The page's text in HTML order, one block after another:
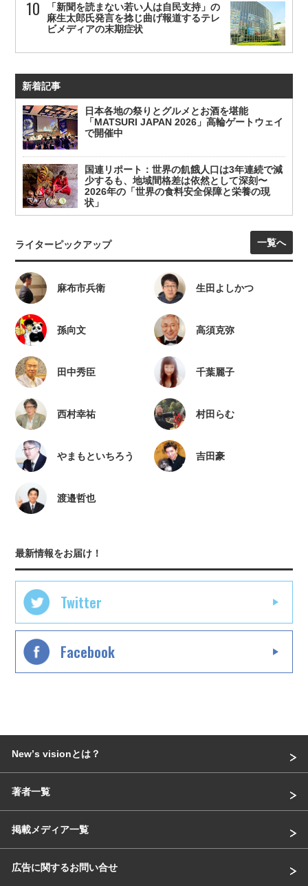
「新聞を読まない若い人は自民支持」の
麻生太郎氏発言を捻じ曲げ報道するテレ
ビメディアの末期症状
新着記事
日本各地の祭りとグルメとお酒を堪能
「MATSURI JAPAN 2026」高輪ゲートウェイ
で開催中
国連リポート：世界の飢餓人口は3年連続で減
少するも、地域間格差は依然として深刻〜
2026年の「世界の食料安全保障と栄養の現
状」
ライターピックアップ 一覧へ
麻布市兵衛 生田よしかつ
孫向文 高須克弥
田中秀臣 千葉麗子
西村幸祐 村田らむ
やまもといちろう 吉田豪
渡邉哲也
最新情報をお届け！
Twitter
Facebook
Newʼs visionとは？
著者一覧
掲載メディア一覧
広告に関するお問い合せ